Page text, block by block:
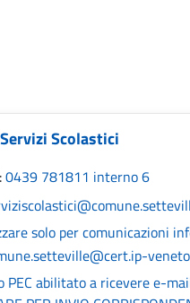
Scolastici
0439 781811 interno 6
solo per comunicazioni
PEC abilitato a ricevere e-